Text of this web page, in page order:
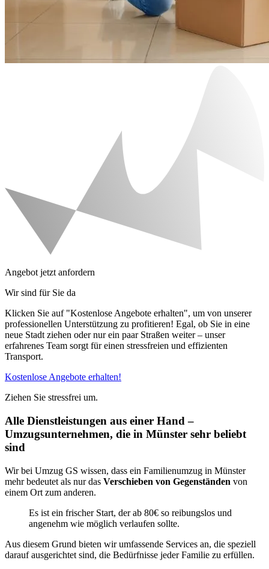
Angebot jetzt anfordern
Wir sind für Sie da
Klicken Sie auf "Kostenlose Angebote erhalten", um von unserer
professionellen Unterstützung zu profitieren! Egal, ob Sie in eine
neue Stadt ziehen oder nur ein paar Straßen weiter – unser
erfahrenes Team sorgt für einen stressfreien und effizienten
Transport.
Kostenlose Angebote erhalten!
Ziehen Sie stressfrei um.
Alle Dienstleistungen aus einer Hand –
Umzugsunternehmen, die in Münster sehr beliebt
sind
Wir bei Umzug GS wissen, dass ein Familienumzug in Münster
mehr bedeutet als nur das Verschieben von Gegenständen von
einem Ort zum anderen.
Es ist ein frischer Start, der ab 80€ so reibungslos und
angenehm wie möglich verlaufen sollte.
Aus diesem Grund bieten wir umfassende Services an, die speziell
darauf ausgerichtet sind, die Bedürfnisse jeder Familie zu erfüllen.